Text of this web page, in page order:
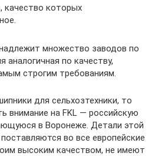
качество которых
множество заводов по
аналогичная по качеству,
строгим требованиям.
для сельхозтехники, то
внимание на FKL — российскую
в Воронеже. Детали этой
во все европейские
высоким качеством, не имеют